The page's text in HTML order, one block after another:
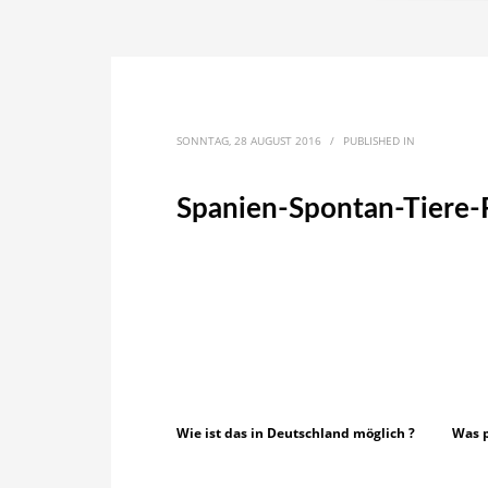
SONNTAG, 28 AUGUST 2016 / PUBLISHED IN
Spanien-Spontan-
Wie ist das in Deutschland möglich ? Was